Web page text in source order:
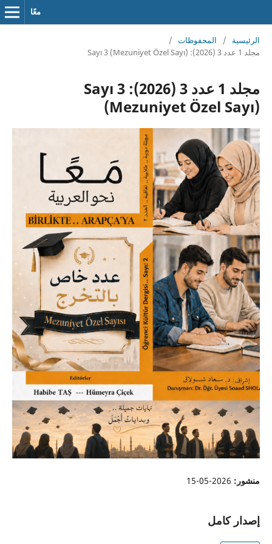
معًا
الرئيسية / المحفوظات /
مجلد 1 عدد 3 (2026): Sayı 3 (Mezuniyet Özel Sayı)
مجلد 1 عدد 3 (2026): Sayı 3
(Mezuniyet Özel Sayı)
منشور: 2026-05-15
إصدار كامل